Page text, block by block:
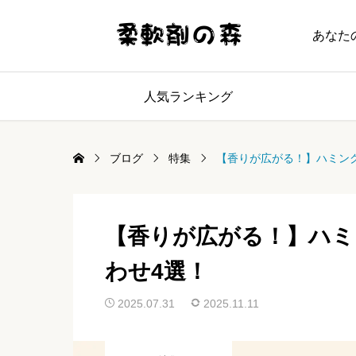
あなた
人気ランキング
ブログ 特集 【香りが広がる！】ハミ
【香りが広がる！】ハ
わせ4選！
2025.07.31 2025.11.11